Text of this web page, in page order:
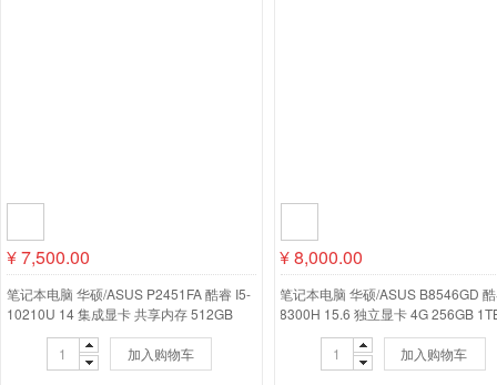
¥7,500.00
笔记本电脑 华硕/ASUS P2451FA 酷睿 I5-
10210U 14 集成显卡 共享内存 512GB
Windows 11 8GB
加入购物车
¥8,000.00
笔记本电脑 华硕/ASUS B8546GD
8300H 15.6 独立显卡 4G 256GB
标麒麟V7.0 8GB
加入购物车